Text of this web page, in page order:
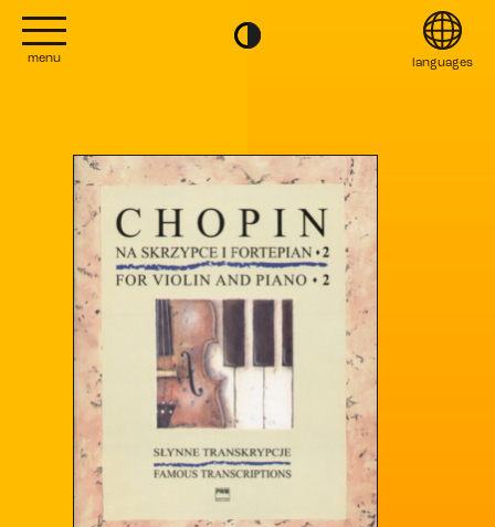
menu languages
English
Français
Italiano
日本語
Polski
project
Kontakt
editions
2022
2020